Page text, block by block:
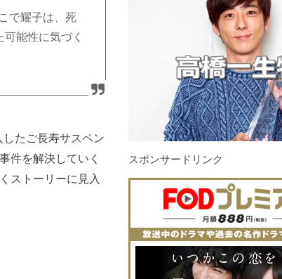
で耀子は、死
能性に気づく
たご長寿サスペン
件を解決していく
ストーリーに見入
スポンサードリンク